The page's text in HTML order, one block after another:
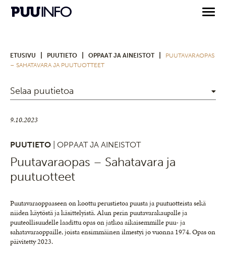
ETUSIVU PUUTIETO OPPAAT JA AINEISTOT
PUUTAVARAOPAS
– SAHATAVARA JA PUUTUOTTEET
Selaa puutietoa
9.10.2023
PUUTIETO | OPPAAT JA AINEISTOT
Puutavaraopas – Sahatavara ja
puutuotteet
Puutavaraoppaaseen on koottu perustietoa puusta ja puutuotteista sekä
niiden käytöstä ja käsittelyistä. Alun perin puutavarakaupalle ja
puuteollisuudelle laadittu opas on jatkoa aikaisemmille puu- ja
sahatavaraoppaille, joista ensimmäinen ilmestyi jo vuonna 1974. Opas on
päivitetty 2023.